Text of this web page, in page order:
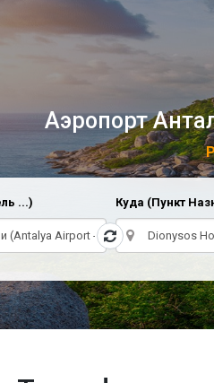
Аэропорт
...) Куда (Пункт